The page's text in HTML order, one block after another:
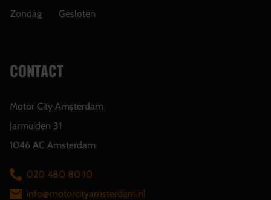
Zondag
Gesloten
CONTACT
Motor City Amsterdam
Jarmuiden 31
1046 AC Amsterdam
020 480 80 10
info@motorcityamsterdam.nl